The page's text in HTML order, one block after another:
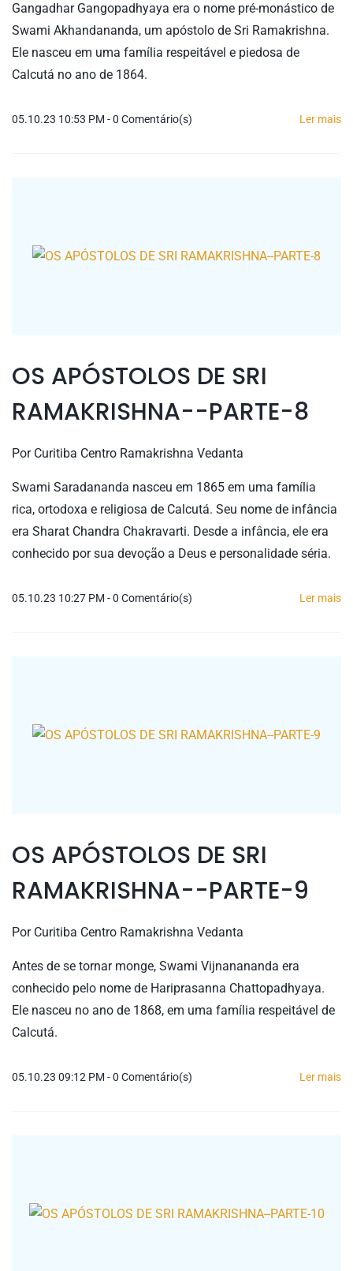
Gangadhar Gangopadhyaya era o nome pré-monástico de
Swami Akhandananda, um apóstolo de Sri Ramakrishna.
Ele nasceu em uma família respeitável e piedosa de
Calcutá no ano de 1864.
05.10.23 10:53 PM -0 Comentário(s) Ler mais
OS APÓSTOLOS DE SRI
RAMAKRISHNA--PARTE-8
Por Curitiba Centro Ramakrishna Vedanta
Swami Saradananda nasceu em 1865 em uma família
rica, ortodoxa e religiosa de Calcutá. Seu nome de infância
era Sharat Chandra Chakravarti. Desde a infância, ele era
conhecido por sua devoção a Deus e personalidade séria.
05.10.23 10:27 PM -0 Comentário(s) Ler mais
OS APÓSTOLOS DE SRI
RAMAKRISHNA--PARTE-9
Por Curitiba Centro Ramakrishna Vedanta
Antes de se tornar monge, Swami Vijnanananda era
conhecido pelo nome de Hariprasanna Chattopadhyaya.
Ele nasceu no ano de 1868, em uma família respeitável de
Calcutá.
05.10.23 09:12 PM -0 Comentário(s) Ler mais